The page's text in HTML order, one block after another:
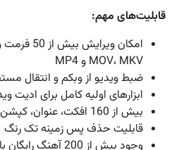
قابلیت‌های مهم:
امکان
MOV، MKV و MP4
ضبط ویدیو از وبکم و انتقال
ابزارهای اولیه کامل برای ادیت
بیش از 160 افکت، عنوان، کپشن و استیکر
قابلیت حذف پس زمینه تک رنگ
وجود بیش از 200